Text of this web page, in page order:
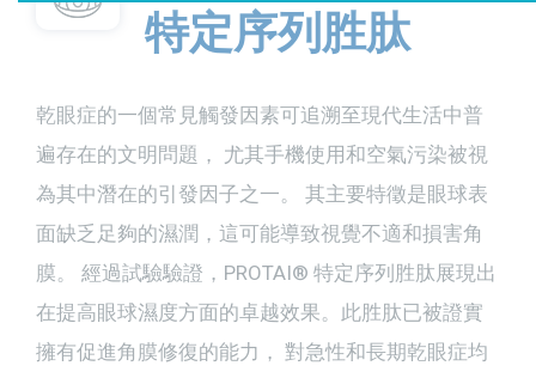
特定序列胜肽
乾眼症的一個常見觸發因素可追溯至現代生活中普
遍存在的文明問題， 尤其手機使用和空氣污染被視
為其中潛在的引發因子之一。 其主要特徵是眼球表
面缺乏足夠的濕潤，這可能導致視覺不適和損害角
膜。 經過試驗驗證，PROTAI︎® 特定序列胜肽展現出
在提高眼球濕度方面的卓越效果。此胜肽已被證實
擁有促進角膜修復的能力， 對急性和長期乾眼症均